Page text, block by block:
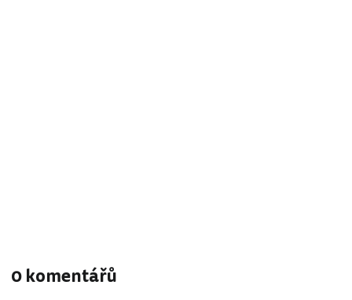
0 komentářů